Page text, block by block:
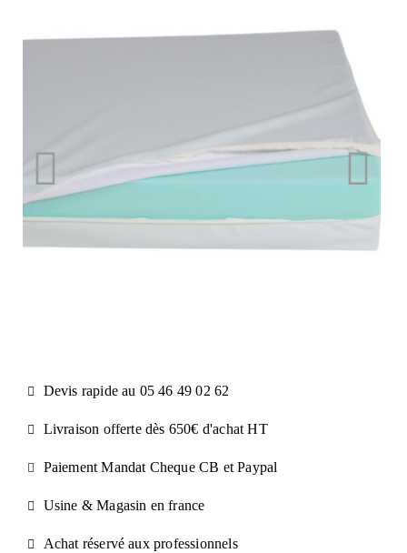
Devis rapide au 05 46 49 02 62
Livraison offerte dès 650€ d'achat​ HT
Paiement Mandat Cheque CB et Paypal​
Usine & Magasin en france
Achat réservé aux professionnels